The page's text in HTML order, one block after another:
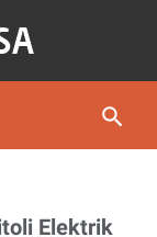
Elektrik